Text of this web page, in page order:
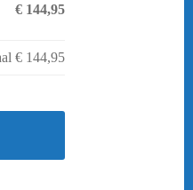
€ 144,95
€ 144,95